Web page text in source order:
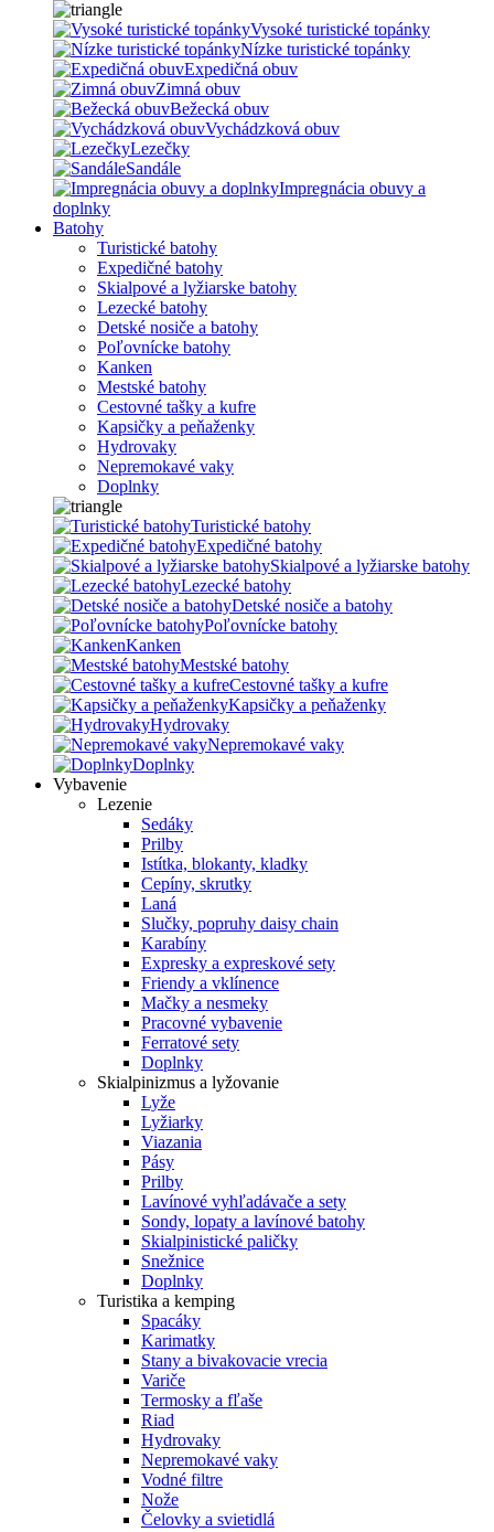
Vysoké turistické topánky
Nízke turistické topánky
Expedičná obuv
Zimná obuv
Bežecká obuv
Vychádzková obuv
Lezečky
Sandále
Impregnácia obuvy a
doplnky
Batohy
Turistické batohy
Expedičné batohy
Skialpové a lyžiarske batohy
Lezecké batohy
Detské nosiče a batohy
Poľovnícke batohy
Kanken
Mestské batohy
Cestovné tašky a kufre
Kapsičky a peňaženky
Hydrovaky
Nepremokavé vaky
Doplnky
Turistické batohy
Expedičné batohy
Skialpové a lyžiarske batohy
Lezecké batohy
Detské nosiče a batohy
Poľovnícke batohy
Kanken
Mestské batohy
Cestovné tašky a kufre
Kapsičky a peňaženky
Hydrovaky
Nepremokavé vaky
Doplnky
Vybavenie
Lezenie
Sedáky
Prilby
Istítka, blokanty, kladky
Cepíny, skrutky
Laná
Slučky, popruhy daisy chain
Karabíny
Expresky a expreskové sety
Friendy a vklínence
Mačky a nesmeky
Pracovné vybavenie
Ferratové sety
Doplnky
Skialpinizmus a lyžovanie
Lyže
Lyžiarky
Viazania
Pásy
Prilby
Lavínové vyhľadávače a sety
Sondy, lopaty a lavínové batohy
Skialpinistické paličky
Snežnice
Doplnky
Turistika a kemping
Spacáky
Karimatky
Stany a bivakovacie vrecia
Variče
Termosky a fľaše
Riad
Hydrovaky
Nepremokavé vaky
Vodné filtre
Nože
Čelovky a svietidlá